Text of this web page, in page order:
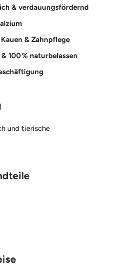
& verdauungsfördernd
& Zahnpflege
100 % naturbelassen
und tierische